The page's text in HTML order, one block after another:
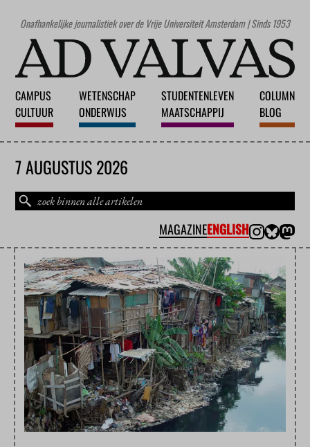
Onafhankelijke journalistiek over de Vrije Universiteit Amsterdam | Sinds 1953
CAMPUS
CULTUUR
WETENSCHAP
ONDERWIJS
STUDENTENLEVEN
MAATSCHAPPIJ
COLUMN
BLOG
7 AUGUSTUS 2026
MAGAZINEENGLISH